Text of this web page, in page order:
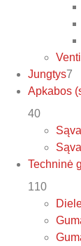
Jungtys7
Apkabos
40
Techninė
110